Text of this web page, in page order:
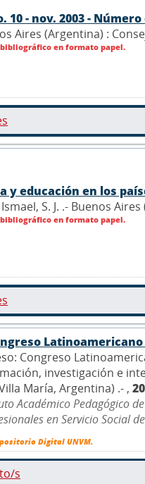
10 - nov. 2003 -
Aires (Argentina) :
en formato papel.
y educación en los
S. J. .- Buenos
en formato papel.
Congreso
investigación e
María, Argentina) .- ,
Académico Pedagógico
en Servicio Social
Digital UNVM.
s